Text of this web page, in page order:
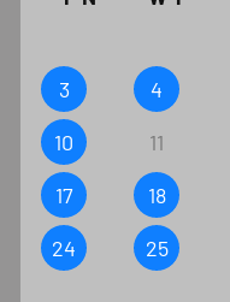
3
4
10
11
17
18
24
25